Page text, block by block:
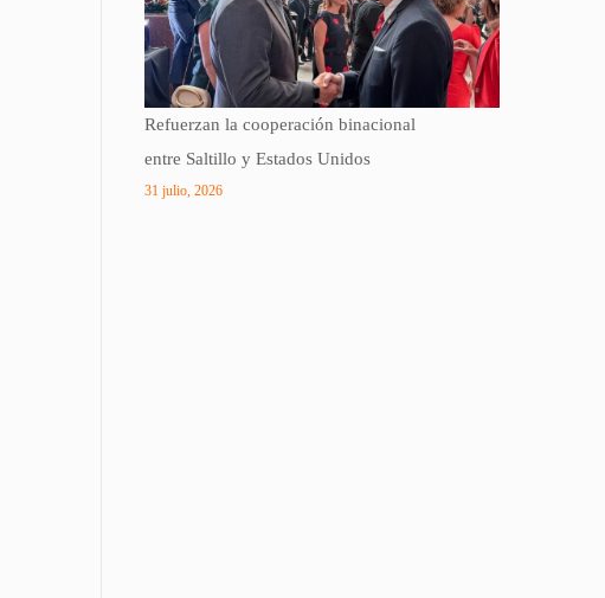
Refuerzan la cooperación binacional
entre Saltillo y Estados Unidos
31 julio, 2026